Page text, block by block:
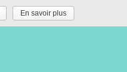
En savoir plus